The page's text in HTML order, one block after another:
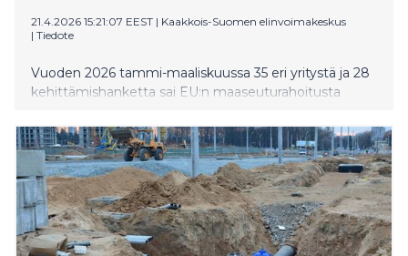
21.4.2026 15:21:07 EEST | Kaakkois-Suomen elinvoimakeskus
| Tiedote
Vuoden 2026 tammi-maaliskuussa 35 eri yritystä ja 28
kehittämishanketta sai EU:n maaseuturahoitusta
ryhmien kautta. Yritysten investointeihin ja
kehittämistoimiin suunnattiin yhteensä yli 560 000
euroa ja kehittämishankkeisiin 1,2 miljoonaa euroa.